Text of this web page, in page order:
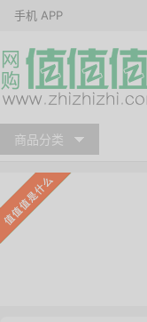
手机 APP
商品分类